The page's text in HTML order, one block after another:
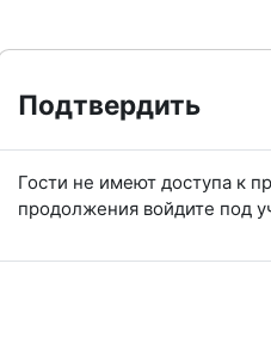
Подтвердить
Гости не имеют доступа к
продолжения войдите под